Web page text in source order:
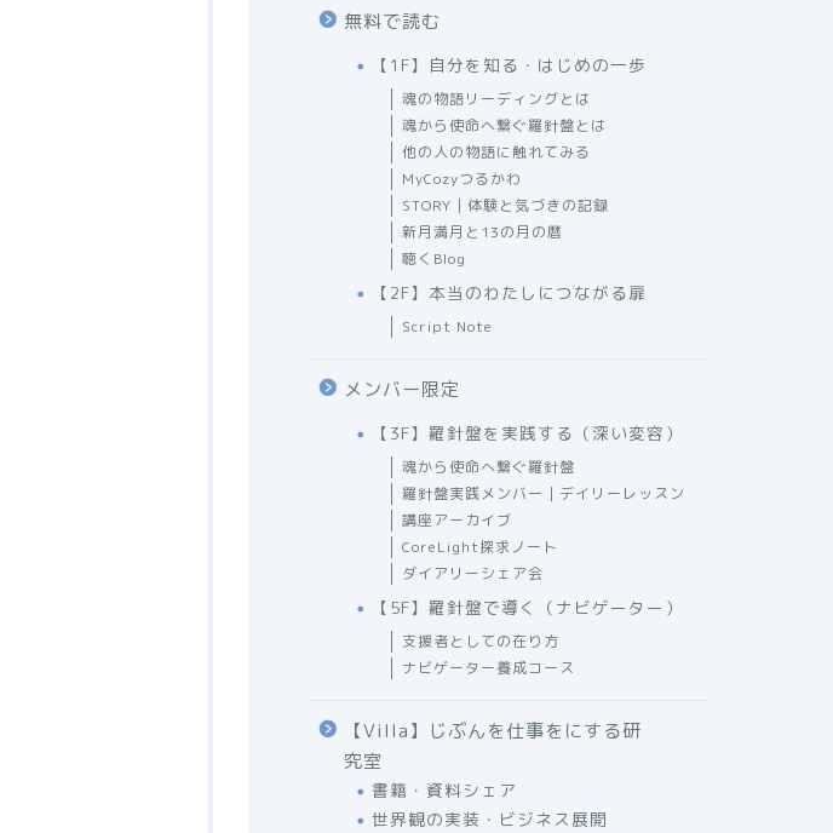
無料で読む
【1F】自分を知る・はじめの一歩
魂の物語リーディングとは
魂から使命へ繋ぐ羅針盤とは
他の人の物語に触れてみる
MyCozyつるかわ
STORY｜体験と気づきの記録
新月満月と13の月の暦
聴くBlog
【2F】本当のわたしにつながる扉
Script Note
メンバー限定
【3F】羅針盤を実践する（深い変容）
魂から使命へ繋ぐ羅針盤
羅針盤実践メンバー｜デイリーレッスン
講座アーカイブ
CoreLight探求ノート
ダイアリーシェア会
【5F】羅針盤で導く（ナビゲーター）
支援者としての在り方
ナビゲーター養成コース
【Villa】じぶんを仕事をにする研
究室
書籍・資料シェア
世界観の実装・ビジネス展開